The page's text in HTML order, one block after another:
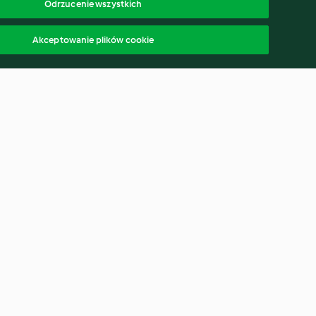
Odrzucenie wszystkich
Akceptowanie plików cookie